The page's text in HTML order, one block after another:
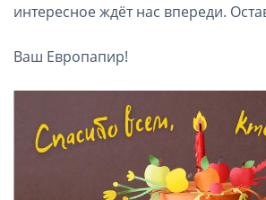
интересное ждёт нас впереди.
Ваш Европапир!